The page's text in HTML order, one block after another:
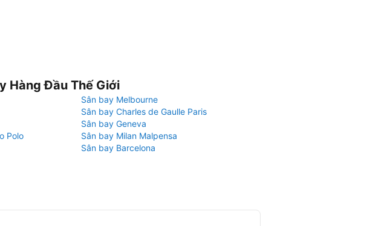
Hàng Đầu Thế Giới
Sân bay Melbourne
Sân bay Charles de Gaulle Paris
Sân bay Geneva
Polo
Sân bay Milan Malpensa
Sân bay Barcelona